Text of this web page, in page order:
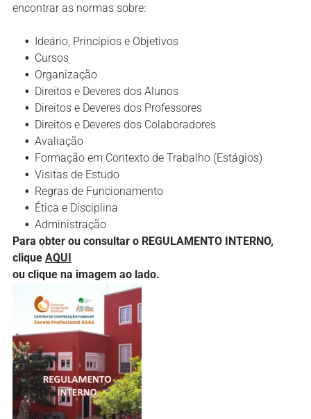
encontrar as normas sobre:
Ideário, Princípios e Objetivos
Cursos
Organização
Direitos e Deveres dos Alunos
Direitos e Deveres dos Professores
Direitos e Deveres dos Colaboradores
Avaliação
Formação em Contexto de Trabalho (Estágios)
Visitas de Estudo
Regras de Funcionamento
Ética e Disciplina
Administração
Para obter ou consultar o REGULAMENTO INTERNO,
clique AQUI
ou clique na imagem ao lado.